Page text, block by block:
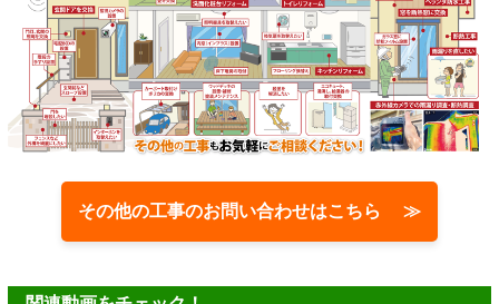
その他の工事のお問い合わせはこちら ≫